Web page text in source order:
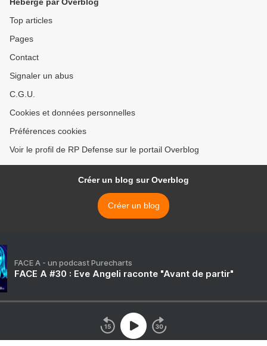
Top articles
Pages
Contact
Signaler un abus
C.G.U.
Cookies et données personnelles
Préférences cookies
Voir le profil de RP Defense sur le portail Overblog
Créer un blog sur Overblog
Créer un blog
FACE A - un podcast Purecharts
FACE A #30 : Eve Angeli raconte "Avant de partir"